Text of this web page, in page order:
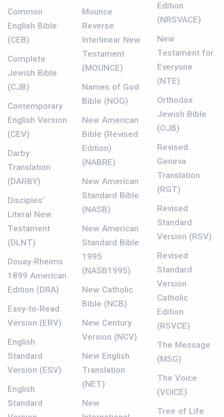
Common
English Bible
(CEB)
Complete
Jewish Bible
(CJB)
Contemporary
English Version
(CEV)
Darby
Translation
(DARBY)
Disciples’
Literal New
Testament
(DLNT)
Douay-Rheims
1899 American
Edition (DRA)
Easy-to-Read
Version (ERV)
English
Standard
Version (ESV)
English
Standard
Mounce
Reverse
Interlinear New
Testament
(MOUNCE)
Names of God
Bible (NOG)
New American
Bible (Revised
Edition)
(NABRE)
New American
Standard Bible
(NASB)
New American
Standard Bible
1995
(NASB1995)
New Catholic
Bible (NCB)
New Century
Version (NCV)
New English
Translation
(NET)
New
Edition
(NRSVACE)
New
Testament for
Everyone
(NTE)
Orthodox
Jewish Bible
(OJB)
Revised
Geneva
Translation
(RGT)
Revised
Standard
Version (RSV)
Revised
Standard
Version
Catholic
Edition
(RSVCE)
The Message
(MSG)
The Voice
(VOICE)
Tree of Life